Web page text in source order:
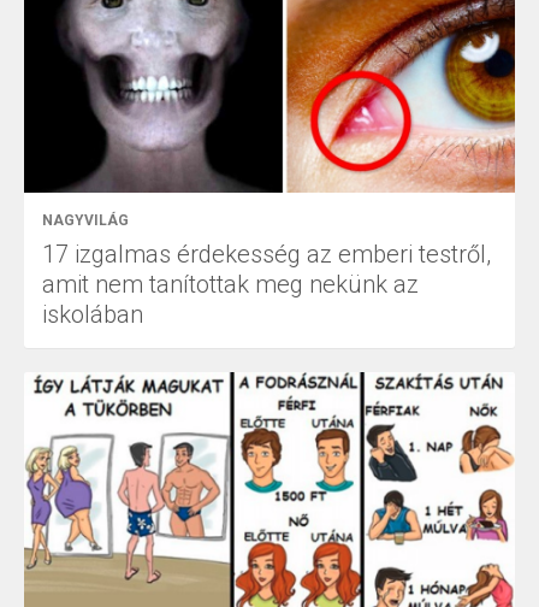
NAGYVILÁG
17 izgalmas érdekesség az emberi testről,
amit nem tanítottak meg nekünk az
iskolában